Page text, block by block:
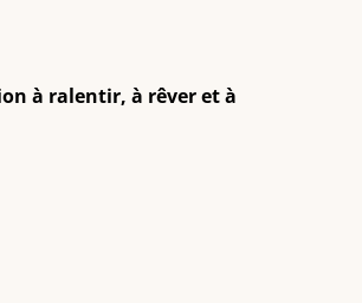
à ralentir, à rêver et à